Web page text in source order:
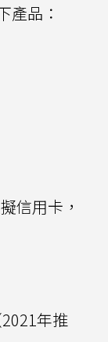
產品：
信用卡，
年推